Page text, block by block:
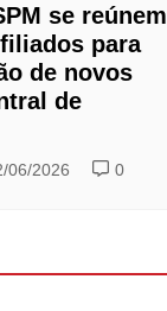
se reúnem
para
de novos
de
06/2026 0